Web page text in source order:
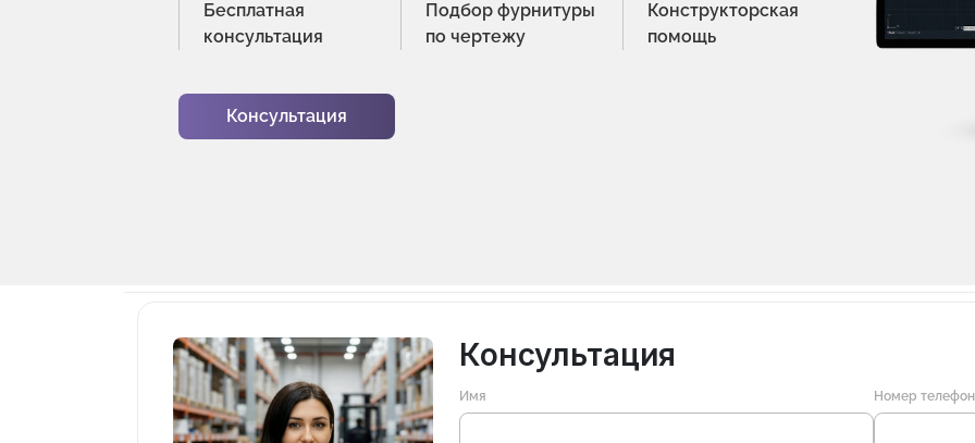
Бесплатная
консультация
Подбор фурнитуры
по чертежу
Конструкторская
помощь
Консультация
Консультация
Имя Номер